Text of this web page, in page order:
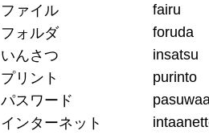
ファイル
fairu
フォルダ
foruda
いんさつ
insatsu
プリント
purinto
パスワード
インターネット